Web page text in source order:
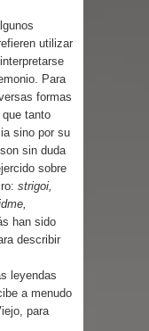
utilizar
Para
formas
tanto
sino por su
sin duda
sobre
strigoi,
han sido
describir
leyendas
a menudo
para